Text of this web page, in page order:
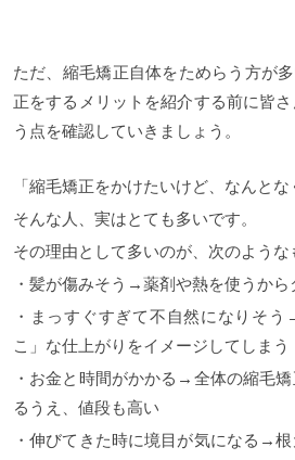
ただ、縮毛矯正自体をためらう方が
正をするメリットを紹介する前に皆
う点を確認していきましょう。
「縮毛矯正をかけたいけど、なんとな
そんな人、実はとても多いです。
その理由として多いのが、次のような
・髪が傷みそう→薬剤や熱を使うから
・まっすぐすぎて不自然になりそ
こ」な仕上がりをイメージしてしまう
・お金と時間がかかる→全体の縮毛
るうえ、値段も高い
・伸びてきた時に境目が気になる→